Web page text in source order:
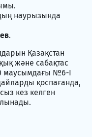
наурызында
.
Қазақстан
және сабақтас
маусымдағы №6-I
қоспағанда,
кез келген